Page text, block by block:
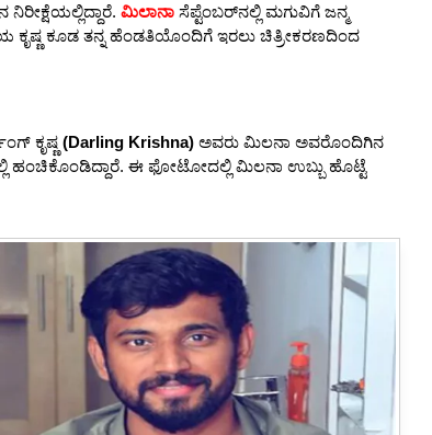
ಮಿಲಾನಾ ಸೆಪ್ಟೆಂಬರ್‌ನಲ್ಲಿ ಮಗುವಿಗೆ ಜನ್ಮ
ಕೃಷ್ಣ ಕೂಡ ತನ್ನ ಹೆಂಡತಿಯೊಂದಿಗೆ ಇರಲು ಚಿತ್ರೀಕರಣದಿಂದ
ಕೃಷ್ಣ (Darling Krishna) ಅವರು ಮಿಲನಾ ಅವರೊಂದಿಗಿನ
ಹಂಚಿಕೊಂಡಿದ್ದಾರೆ. ಈ ಫೋಟೋದಲ್ಲಿ ಮಿಲನಾ ಉಬ್ಬು ಹೊಟ್ಟೆ